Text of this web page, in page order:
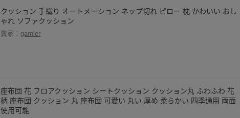
クッション 手織り オートメーション ネップ切れ ピロー 枕 かわいい おし
ゃれ ソファクッション
賣家：garnier
座布団 花 フロアクッション シートクッション クッション丸 ふわふわ 花
柄 座布団 クッション 丸 座布団 可愛い 丸い 厚め 柔らかい 四季通用 両面
使用可能